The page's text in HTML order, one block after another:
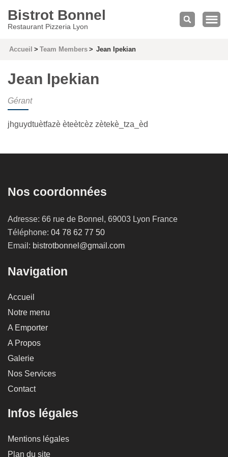
Bistrot Bonnel
Restaurant Pizzeria Lyon
Accueil > Team Members > Jean Ipekian
Jean Ipekian
Gérant
jhguydtuètfazè èteètcèz zètekè_tza_èd
Nos coordonnées
Adresse: 66 rue de Bonnel, 69003 Lyon France
Téléphone: 04 78 62 77 50
Email: bistrotbonnel@gmail.com
Navigation
Accueil
Notre menu
A Emporter
A Propos
Galerie
Nos Services
Contact
Infos légales
Mentions légales
Plan du site